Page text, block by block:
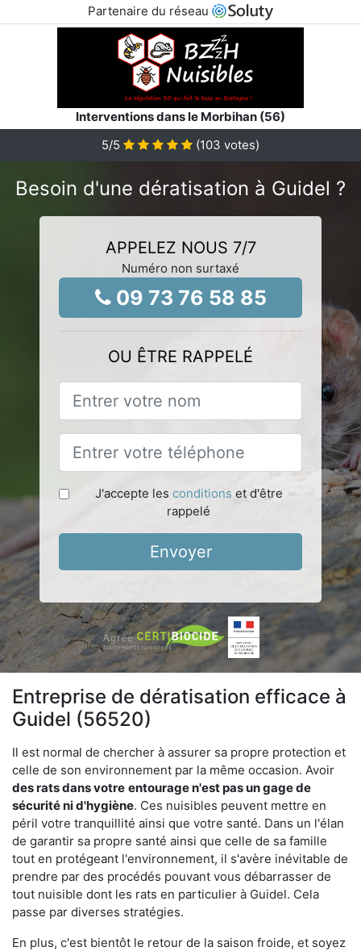
Partenaire du réseau
Interventions dans le Morbihan (56)
5/5 (103 votes)
Besoin d'une dératisation à Guidel ?
APPELEZ NOUS 7/7
Numéro non surtaxé
09 73 76 58 85
OU ÊTRE RAPPELÉ
J'accepte les conditions et d'être
rappelé
Envoyer
Entreprise de dératisation efficace à
Guidel (56520)
Il est normal de chercher à assurer sa propre protection et
celle de son environnement par la même occasion. Avoir
des rats dans votre entourage n'est pas un gage de
sécurité ni d'hygiène. Ces nuisibles peuvent mettre en
péril votre tranquillité ainsi que votre santé. Dans un l'élan
de garantir sa propre santé ainsi que celle de sa famille
tout en protégeant l'environnement, il s'avère inévitable de
prendre par des procédés pouvant vous débarrasser de
tout nuisible dont les rats en particulier à Guidel. Cela
passe par diverses stratégies.
En plus, c'est bientôt le retour de la saison froide, et soyez